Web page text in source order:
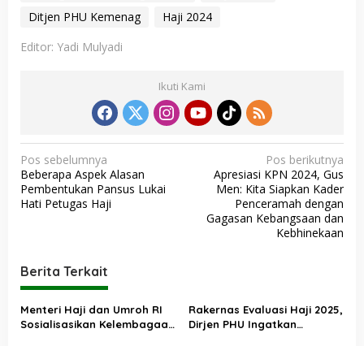
Ditjen PHU Kemenag
Haji 2024
Editor: Yadi Mulyadi
Ikuti Kami
N
a
v
a
s
i
Pos sebelumnya
Beberapa Aspek Alasan
Pembentukan Pansus Lukai
Hati Petugas Haji
Pos berikutnya
Apresiasi KPN 2024, Gus
Men: Kita Siapkan Kader
Penceramah dengan
Gagasan Kebangsaan dan
Kebhinekaan
Berita Terkait
Menteri Haji dan Umroh RI
Sosialisasikan Kelembagaan
Rakernas Evaluasi Haji 2025,
Dirjen PHU Ingatkan